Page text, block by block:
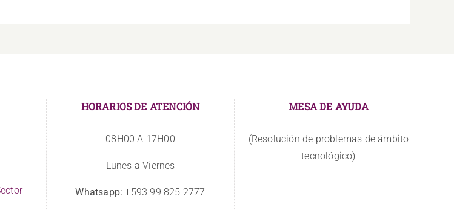
HORARIOS DE ATENCIÓN
08H00 A 17H00
Lunes a Viernes
Whatsapp: +593 99 825 2777
MESA DE AYUDA
(Resolución de problemas de ámbito
tecnológico)